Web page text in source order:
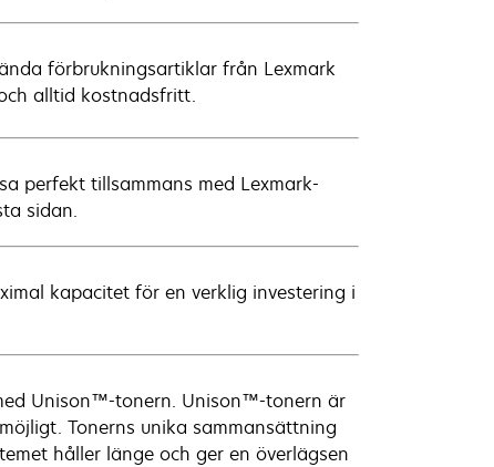
förbrukningsartiklar från Lexmark
alltid kostnadsfritt.
perfekt tillsammans med Lexmark-
sidan.
kapacitet för en verklig investering i
Unison™-tonern. Unison™-tonern är
Tonerns unika sammansättning
håller länge och ger en överlägsen